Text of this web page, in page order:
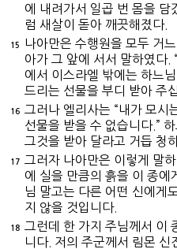
에 내려가서 일곱 번 몸을 담
럼 새살이 돋아 깨끗해졌다.
15
나아만은 수행원을 모두 거
아가 그 앞에 서서 말하였다.
에서 이스라엘 밖에는 하느
드리는 선물을 부디 받아 주
16
그러나 엘리사는 “내가 모시
선물을 받을 수 없습니다.”
그것을 받아 달라고 거듭 청
17
그러자 나아만은 이렇게 말
에 실을 만큼의 흙을 이 종에
님 말고는 다른 어떤 신에게
지 않을 것입니다.
18
그런데 한 가지 주님께서 이
니다. 저의 주군께서 림몬 신